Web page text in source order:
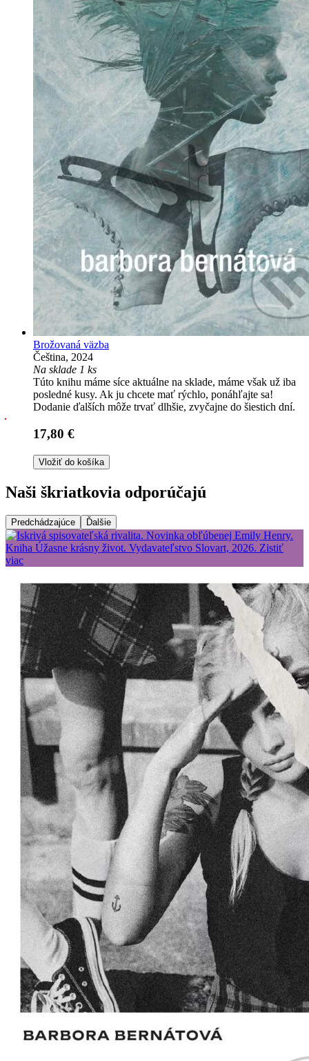
Brožovaná väzba
Čeština, 2024
Na sklade 1 ks
Túto knihu máme síce aktuálne na sklade, máme však už iba
posledné kusy. Ak ju chcete mať rýchlo, ponáhľajte sa!
Dodanie ďalších môže trvať dlhšie, zvyčajne do šiestich dní.
17,80 €
Vložiť do košíka
Naši škriatkovia odporúčajú
Predchádzajúce Ďalšie